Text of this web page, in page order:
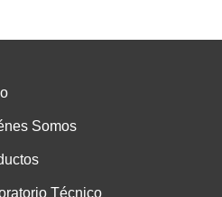
Somos
Técnico